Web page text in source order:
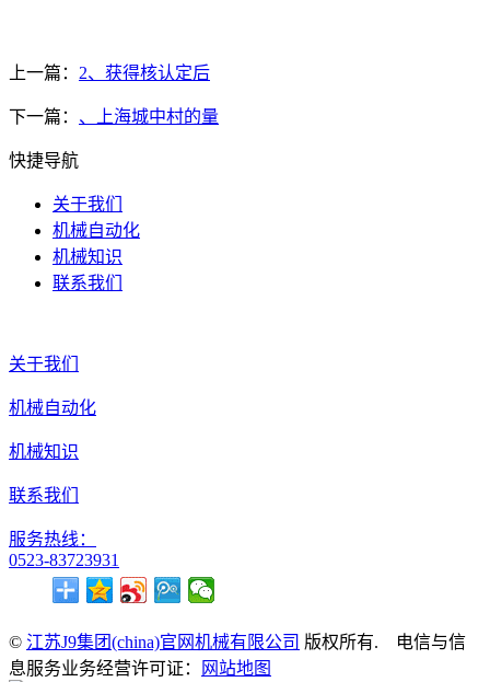
上一篇： 2、获得核认定后
下一篇： 、上海城中村的量
快捷导航
关于我们
机械自动化
机械知识
联系我们
关于我们
机械自动化
机械知识
联系我们
服务热线：
0523-83723931
© 江苏J9集团(china)官网机械有限公司 版权所有. 电信与信
息服务业务经营许可证：
网站地图